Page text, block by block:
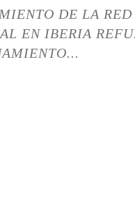
DE LA RED
EN IBERIA